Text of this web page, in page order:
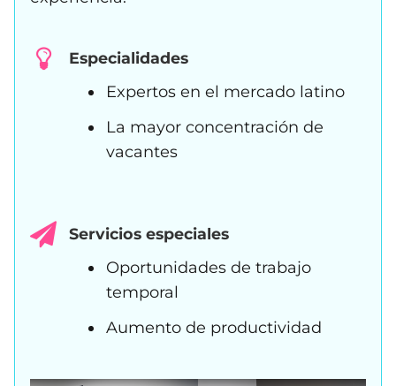
Especialidades
Expertos en el mercado latino
La mayor concentración de
vacantes
Servicios especiales
Oportunidades de trabajo
temporal
Aumento de productividad